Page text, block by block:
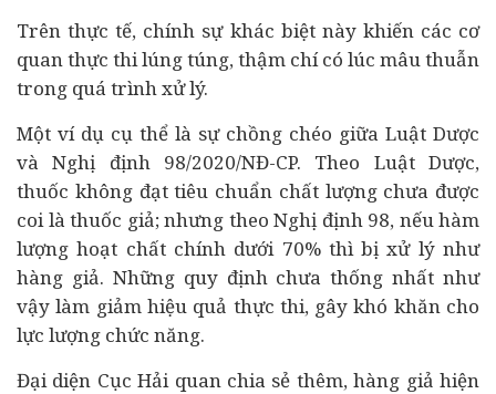
Trên thực tế, chính sự khác biệt này khiến các cơ
quan thực thi lúng túng, thậm chí có lúc mâu thuẫn
trong quá trình xử lý.
Một ví dụ cụ thể là sự chồng chéo giữa Luật Dược
và Nghị định 98/2020/NĐ-CP. Theo Luật Dược,
thuốc không đạt tiêu chuẩn chất lượng chưa được
coi là thuốc giả; nhưng theo Nghị định 98, nếu hàm
lượng hoạt chất chính dưới 70% thì bị xử lý như
hàng giả. Những quy định chưa thống nhất như
vậy làm giảm hiệu quả thực thi, gây khó khăn cho
lực lượng chức năng.
Đại diện Cục Hải quan chia sẻ thêm, hàng giả hiện